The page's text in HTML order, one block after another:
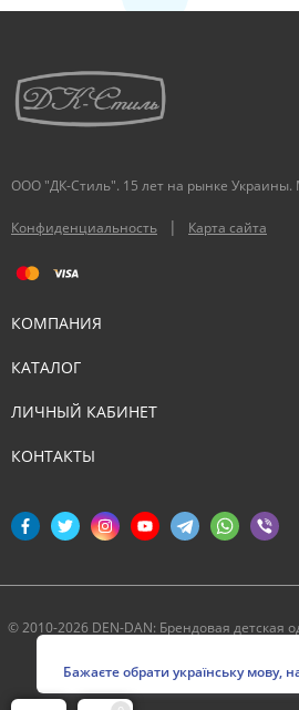
ООО "ДК-Стиль". 15 лет на рынке Украины.
Конфиденциальность | Карта сайта
КОМПАНИЯ
КАТАЛОГ
ЛИЧНЫЙ КАБИНЕТ
КОНТАКТЫ
© 2010-2026 DEN-DAN: Брендовая детская
Бажаєте обрати українську мову,